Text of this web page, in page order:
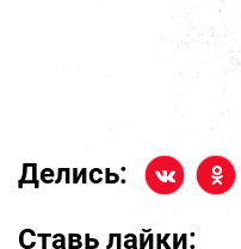
Делись:
Ставь лайки: